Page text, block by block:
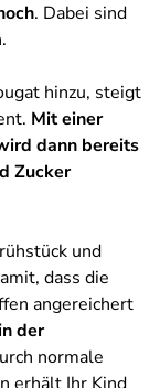
. Dabei sind
hinzu, steigt
Mit einer
dann bereits
Zucker
und
dass die
angereichert
der
normale